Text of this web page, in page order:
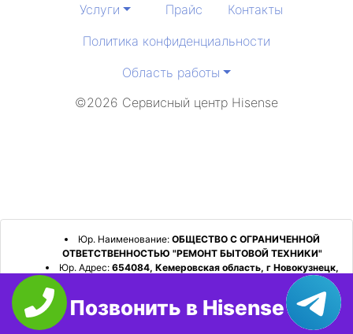
Услуги Прайс
Контакты
Политика конфиденциальности
Область работы
©2026 Сервисный центр Hisense
Юр. Наименование: ОБЩЕСТВО С ОГРАНИЧЕННОЙ
ОТВЕТСТВЕННОСТЬЮ "РЕМОНТ БЫТОВОЙ ТЕХНИКИ"
Юр. Адрес: 654084, Кемеровская область, г Новокузнецк,
р-н Орджоникидзевский, пр-кт Шахтеров, д. 31, кв. 2
ИНН: 4253052180 ОГРН:1224200006128
Позвонить в Hisense